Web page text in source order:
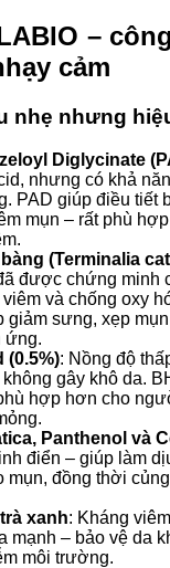
–
cảm
nhẹ nhưng
Diglycinate
nhưng có khả
PAD giúp điều tiết
mụn – rất phù
(Terminalia
được chứng minh
và chống oxy
giảm sưng, xẹp
ứng.
(0.5%): Nồng độ
gây khô da.
hợp hơn cho
Panthenol và
điển – giúp làm
mụn, đồng thời
xanh: Kháng
mạnh – bảo vệ da
môi trường.